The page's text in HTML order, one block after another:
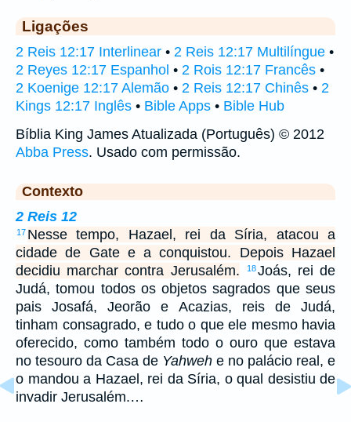
Ligações
2 Reis 12:17 Interlinear • 2 Reis 12:17 Multilíngue •
2 Reyes 12:17 Espanhol • 2 Rois 12:17 Francês •
2 Koenige 12:17 Alemão • 2 Reis 12:17 Chinês • 2
Kings 12:17 Inglês • Bible Apps • Bible Hub
Bíblia King James Atualizada (Português) © 2012
Abba Press. Usado com permissão.
Contexto
2 Reis 12
17 Nesse tempo, Hazael, rei da Síria, atacou a
cidade de Gate e a conquistou. Depois Hazael
decidiu marchar contra Jerusalém.
18Joás, rei de
Judá, tomou todos os objetos sagrados que seus
pais Josafá, Jeorão e Acazias, reis de Judá,
tinham consagrado, e tudo o que ele mesmo havia
oferecido, como também todo o ouro que estava
no tesouro da Casa de Yahweh e no palácio real, e
o mandou a Hazael, rei da Síria, o qual desistiu de
invadir Jerusalém.…